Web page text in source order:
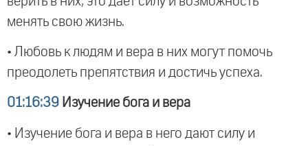
менять свою жизнь.
• Любовь к людям и вера в них могут помочь
преодолеть препятствия и достичь успеха.
01:16:39 Изучение бога и вера
• Изучение бога и вера в него дают силу и